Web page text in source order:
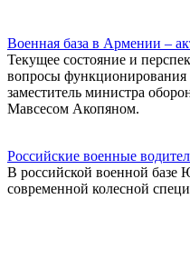
Военная база в Армении –
Текущее состояние и
вопросы
заместитель министра
Мавсесом Акопяном.
Российские военные
В российской военной базе
современной колесной